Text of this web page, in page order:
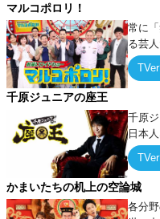
マルコポロリ！
常に
る芸
出で
千原ジュニアの座王
千原
日本
ーム
ケ・
タを競
かまいたちの机上の空論城
各分